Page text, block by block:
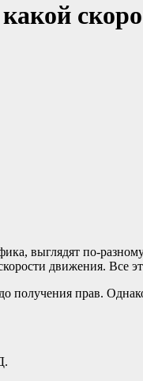
выглядят по-
движения. Все
получения прав.